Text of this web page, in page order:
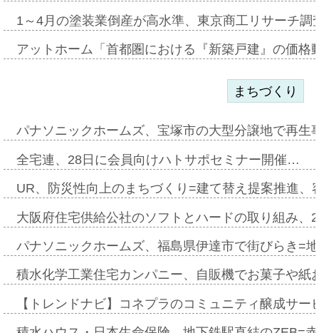
1～4月の塗装業倒産が高水準、東京商工リサーチ
アットホーム「首都圏における『新築戸建』の価
まちづくり
パナソニックホームズ、宝塚市の大型分譲地で再
全宅連、28日に会員向けハトサポセミナー開催…
UR、防災性向上のまちづくり=建て替え提案推進
大阪府住宅供給公社のソフトとハードの取り組み
パナソニックホームズ、福島県伊達市で街びらき=
積水化学工業住宅カンパニー、自販機でお菓子や
【トレンドナビ】コネプラのコミュニティ醸成サ